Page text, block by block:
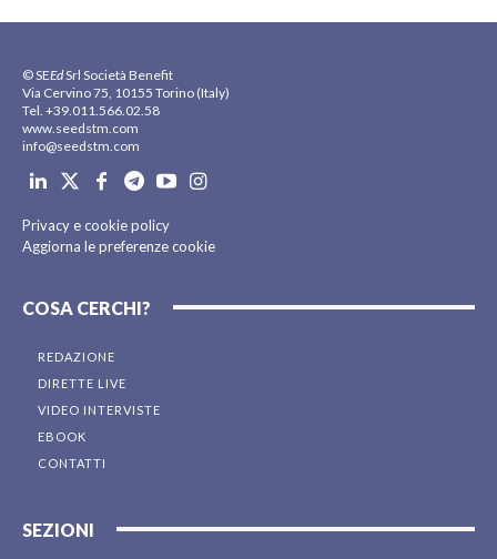
© SEEdSrl Società Benefit
Via Cervino 75, 10155 Torino (Italy)
Tel. +39.011.566.02.58
www.seedstm.com
info@seedstm.com
Privacy e cookie policy
Aggiorna le preferenze cookie
COSA CERCHI?
REDAZIONE
DIRETTE LIVE
VIDEO INTERVISTE
EBOOK
CONTATTI
SEZIONI